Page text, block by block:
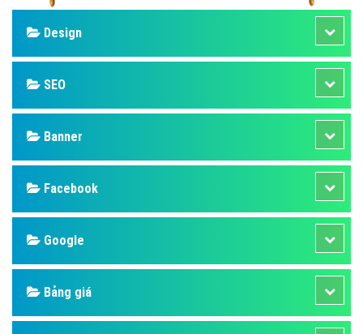
Design
SEO
Banner
Facebook
Google
Bảng giá